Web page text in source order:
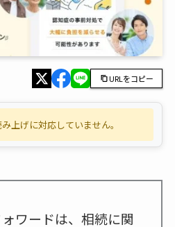
URLをコピー
上げに対応していません。
ワードは、相続に関